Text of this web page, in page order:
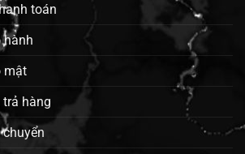
toán
hành
mật
trả hàng